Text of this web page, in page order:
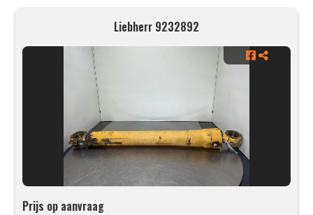
Liebherr 9232892
Prijs op aanvraag